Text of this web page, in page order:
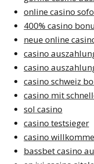
online casino
400% casino
neue online
casino
casino
casino schweiz
casino mit
sol casino
casino testsieger
casino
bassbet casino